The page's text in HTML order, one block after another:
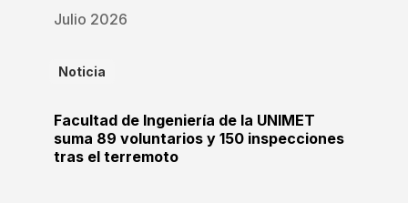
Julio 2026
Noticia
Facultad de Ingeniería de la UNIMET
suma 89 voluntarios y 150 inspecciones
tras el terremoto